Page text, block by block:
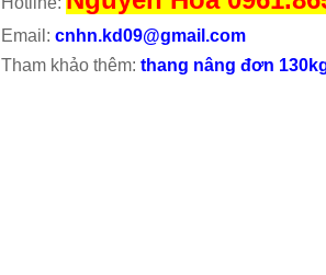
Email: cnhn.kd09@gmail.com
Tham khảo thêm: thang nâng đơn